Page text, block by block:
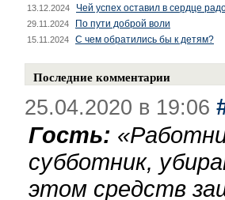
13.12.2024 Чей успех оставил в сердце
29.11.2024 По пути доброй воли
15.11.2024 С чем обратились бы к детям?
Последние комментарии
25.04.2020 в 19:06
Гость: «
субботник,
этом средств